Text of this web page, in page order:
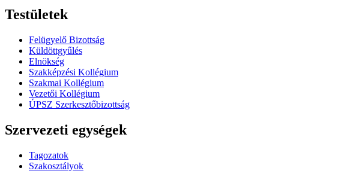
Testületek
Felügyelő Bizottság
Küldöttgyűlés
Elnökség
Szakképzési Kollégium
Szakmai Kollégium
Vezetői Kollégium
ÚPSZ Szerkesztőbizottság
Szervezeti egységek
Tagozatok
Szakosztályok